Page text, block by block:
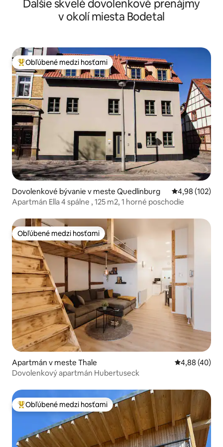
Smart TV
Ďalšie skvelé dovolenkové prenájmy
v okolí miesta Bodetal
Najobľúbenejšie medzi hosťami
Obľúbené medzi hosťami
Dovolenkové bývanie v meste Quedlinburg Priemerné
4,98 (102)
Apartmán Ella 4 spálne , 125 m2, 1 horné poschodie
Obľúbené medzi hosťami
Obľúbené medzi hosťami
Apartmán v meste Thale Priemerné
4,88 (40)
Dovolenkový apartmán Hubertuseck
Najobľúbenejšie medzi hosťami
Obľúbené medzi hosťami